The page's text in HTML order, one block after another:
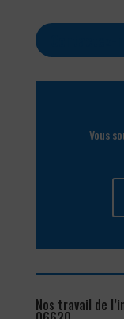
Vous
Nos travail de